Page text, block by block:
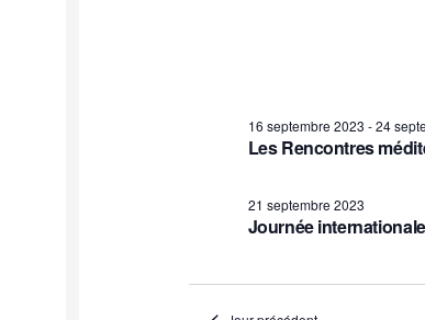
Les Rencontres
16 septembre 2023 -24
Journée
21 septembre 2023